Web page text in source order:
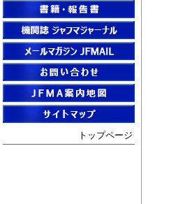
トップページ